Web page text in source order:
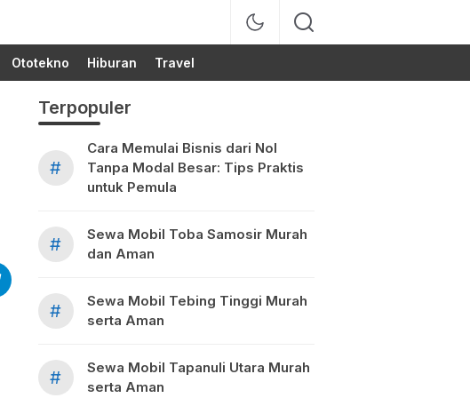
Ototekno Hiburan Travel
Terpopuler
#
Cara Memulai Bisnis dari Nol
Tanpa Modal Besar: Tips Praktis
untuk Pemula
#
Sewa Mobil Toba Samosir Murah
dan Aman
#
Sewa Mobil Tebing Tinggi Murah
serta Aman
#
Sewa Mobil Tapanuli Utara Murah
serta Aman